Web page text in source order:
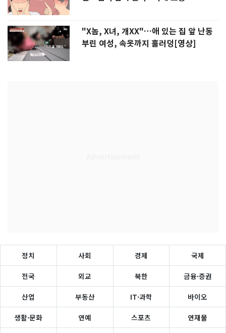
"X놈, X녀, 개XX"…애 있는 집 앞 난동
부린 여성, 속옷까지 훌러덩[영상]
정치 사회 경제 국제
전국 외교 북한 금융·증권
산업 부동산 IT·과학 바이오
생활·문화 연예 스포츠 연재물